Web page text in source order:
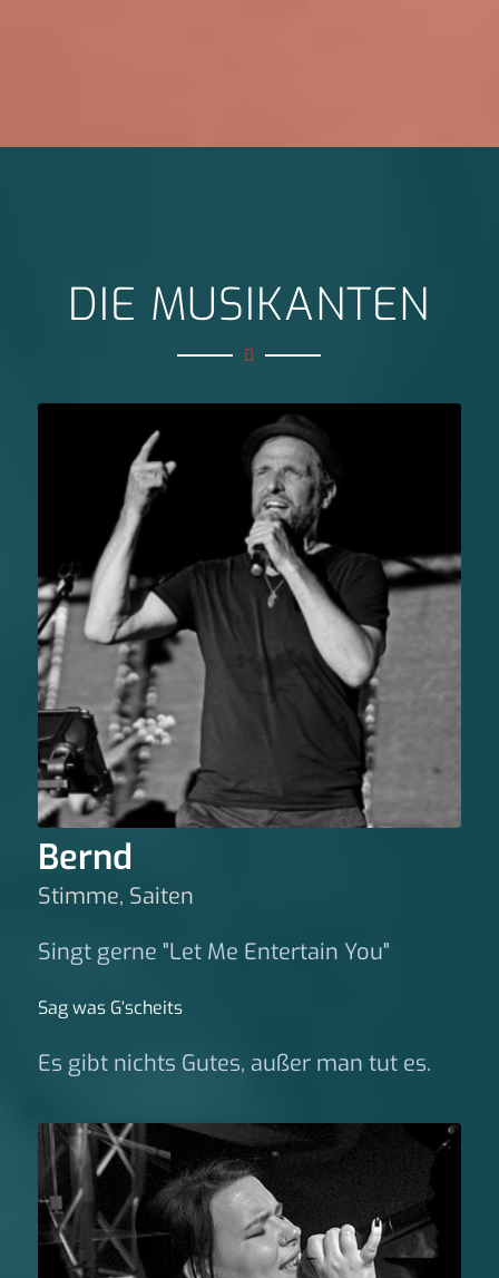
DIE MUSIKANTEN
Bernd
Stimme, Saiten
Singt gerne "Let Me Entertain You"
Sag was G‘scheits
Es gibt nichts Gutes, außer man tut es.